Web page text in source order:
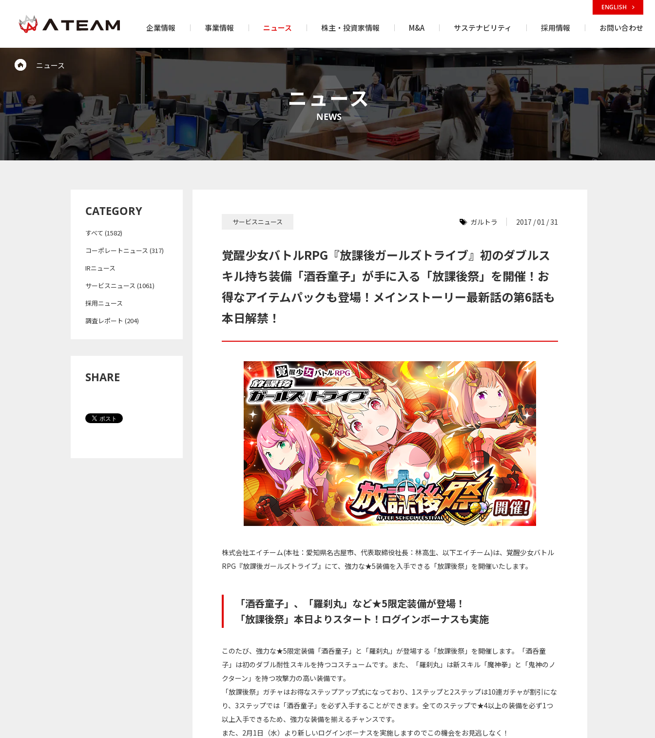
企業情報 事業情報 ニュース 株主・投資家情報 M&A サステナビリティ 採用情報 お問い合わせ
ENGLISH
ニュース
ニュース
NEWS
CATEGORY
すべて (1582)
コーポレートニュース (317)
IRニュース
サービスニュース (1061)
採用ニュース
調査レポート (204)
SHARE
サービスニュース ガルトラ 2017 / 01 / 31
覚醒少女バトルRPG『放課後ガールズトライブ』初のダブルス
キル持ち装備「酒呑童子」が手に入る「放課後祭」を開催！お
得なアイテムパックも登場！メインストーリー最新話の第6話も
本日解禁！
株式会社エイチーム(本社：愛知県名古屋市、代表取締役社長：林高生、以下エイチーム)は、覚醒少女バトル
RPG『放課後ガールズトライブ』にて、強力な★5装備を入手できる「放課後祭」を開催いたします。
「酒呑童子」、「羅刹丸」など★5限定装備が登場！
「放課後祭」本日よりスタート！ログインボーナスも実施
このたび、強力な★5限定装備「酒呑童子」と「羅刹丸」が登場する「放課後祭」を開催します。「酒呑童
子」は初のダブル耐性スキルを持つコスチュームです。また、「羅刹丸」は新スキル「魔神拳」と「鬼神のノ
クターン」を持つ攻撃力の高い装備です。
「放課後祭」ガチャはお得なステップアップ式になっており、1ステップと2ステップは10連ガチャが割引にな
り、3ステップでは「酒呑童子」を必ず入手することができます。全てのステップで★4以上の装備を必ず1つ
以上入手できるため、強力な装備を揃えるチャンスです。
また、2月1日（水）より新しいログインボーナスを実施しますのでこの機会をお見逃しなく！